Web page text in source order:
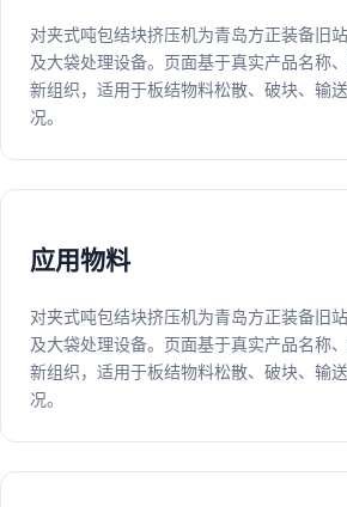
对夹式吨包结块挤压机为青岛方正装备旧
及大袋处理设备。页面基于真实产品名称
新组织，适用于板结物料松散、破块、输
况。
应用物料
对夹式吨包结块挤压机为青岛方正装备旧
及大袋处理设备。页面基于真实产品名称
新组织，适用于板结物料松散、破块、输
况。